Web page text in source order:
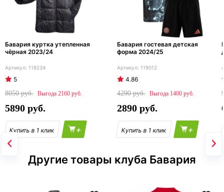
Бавария куртка утепленная
чёрная 2023/24
118234
5
8050
2160
5890
+
Бавария гостевая детская
форма 2024/25
119012
4.86
4290
1400
2890
+
Другие товары клуба Бавария